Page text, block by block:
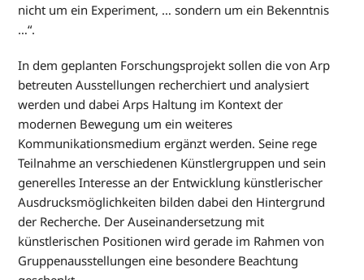
nicht um ein Experiment, … sondern um ein Bekenntnis
…“.
In dem geplanten Forschungsprojekt sollen die von Arp
betreuten Ausstellungen recherchiert und analysiert
werden und dabei Arps Haltung im Kontext der
modernen Bewegung um ein weiteres
Kommunikationsmedium ergänzt werden. Seine rege
Teilnahme an verschiedenen Künstlergruppen und sein
generelles Interesse an der Entwicklung künstlerischer
Ausdrucksmöglichkeiten bilden dabei den Hintergrund
der Recherche. Der Auseinandersetzung mit
künstlerischen Positionen wird gerade im Rahmen von
Gruppenausstellungen eine besondere Beachtung